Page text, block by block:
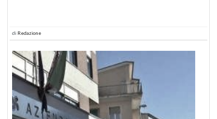
di Redazione